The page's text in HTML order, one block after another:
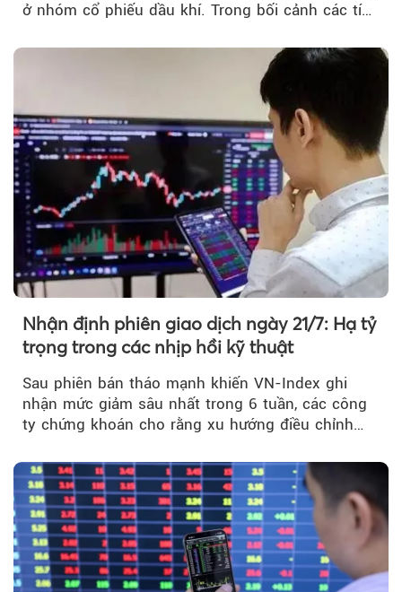
ở nhóm cổ phiếu dầu khí. Trong bối cảnh các tín
Nhận định phiên giao dịch ngày 21/7: Hạ tỷ
trọng trong các nhịp hồi kỹ thuật
Sau phiên bán tháo mạnh khiến VN-Index ghi
nhận mức giảm sâu nhất trong 6 tuần, các công
ty chứng khoán cho rằng xu hướng điều chỉnh